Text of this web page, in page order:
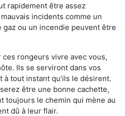
rapidement être assez
incidents comme un
ou un incendie peuvent être
ces rongeurs vivre avec vous,
Ils se serviront dans vos
tout instant qu’ils le désirent.
être une bonne cachette,
toujours le chemin qui mène au
dû à leur flair.